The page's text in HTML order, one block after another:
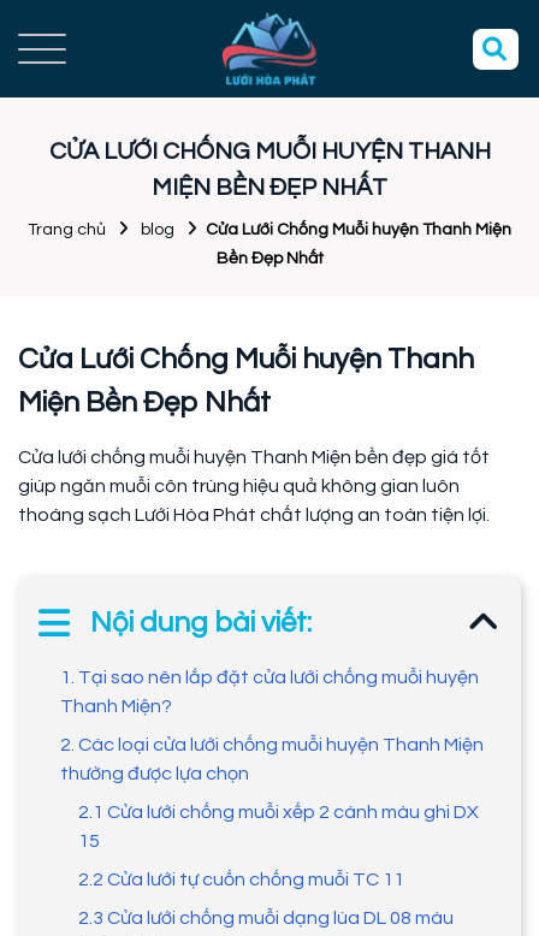
CỬA LƯỚI CHỐNG MUỖI HUYỆN THANH
MIỆN BỀN ĐẸP NHẤT
Trang chủ blog
Cửa Lưới Chống Muỗi huyện Thanh Miện
Bền Đẹp Nhất
Cửa Lưới Chống Muỗi huyện Thanh
Miện Bền Đẹp Nhất
Cửa lưới chống muỗi huyện Thanh Miện bền đẹp giá tốt
giúp ngăn muỗi côn trùng hiệu quả không gian luôn
thoáng sạch Lưới Hòa Phát chất lượng an toàn tiện lợi.
Nội dung bài viết:
1. Tại sao nên lắp đặt cửa lưới chống muỗi huyện
Thanh Miện?
2. Các loại cửa lưới chống muỗi huyện Thanh Miện
thường được lựa chọn
2.1 Cửa lưới chống muỗi xếp 2 cánh màu ghi DX
15
2.2 Cửa lưới tự cuốn chống muỗi TC 11
2.3 Cửa lưới chống muỗi dạng lùa DL 08 màu